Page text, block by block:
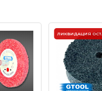
ЛИКВИДАЦИЯ